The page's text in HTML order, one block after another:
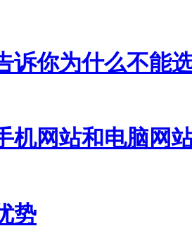
诉你为什么不能
机网站和电脑网
势